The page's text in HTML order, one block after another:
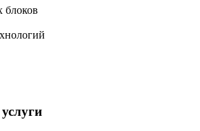
блоков